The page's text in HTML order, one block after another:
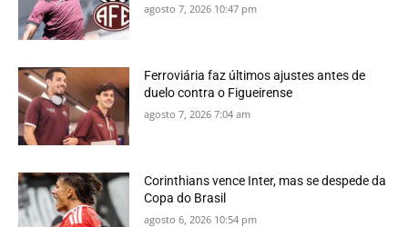
agosto 7, 2026 10:47 pm
Ferroviária faz últimos ajustes antes de
duelo contra o Figueirense
agosto 7, 2026 7:04 am
Corinthians vence Inter, mas se despede da
Copa do Brasil
agosto 6, 2026 10:54 pm